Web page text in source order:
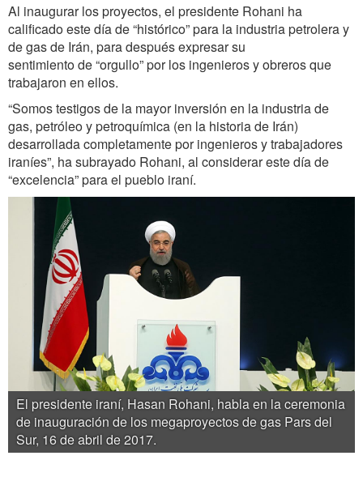
Al inaugurar los proyectos, el presidente Rohani ha
calificado este día de “histórico” para la industria petrolera y
de gas de Irán, para después expresar su
sentimiento de “orgullo” por los ingenieros y obreros que
trabajaron en ellos.
“Somos testigos de la mayor inversión en la industria de
gas, petróleo y petroquímica (en la historia de Irán)
desarrollada completamente por ingenieros y trabajadores
iraníes”, ha subrayado Rohani, al considerar este día de
“excelencia” para el pueblo iraní.
El presidente iraní, Hasan Rohani, habla en la ceremonia
de inauguración de los megaproyectos de gas Pars del
Sur, 16 de abril de 2017.